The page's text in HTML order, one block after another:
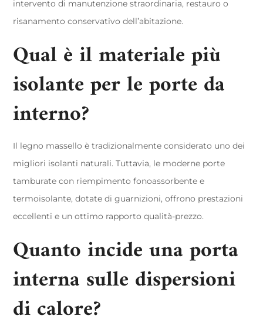
intervento di manutenzione straordinaria, restauro o
risanamento conservativo dell’abitazione.
Qual è il materiale più
isolante per le porte da
interno?
Il legno massello è tradizionalmente considerato uno dei
migliori isolanti naturali. Tuttavia, le moderne porte
tamburate con riempimento fonoassorbente e
termoisolante, dotate di guarnizioni, offrono prestazioni
eccellenti e un ottimo rapporto qualità-prezzo.
Quanto incide una porta
interna sulle dispersioni
di calore?